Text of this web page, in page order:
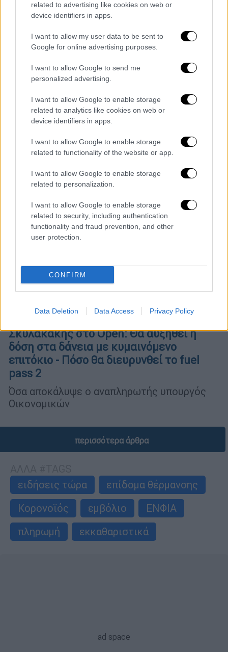
related to advertising like cookies on web or
device identifiers in apps.
I want to allow my user data to be sent to
Google for online advertising purposes.
I want to allow Google to send me
personalized advertising.
I want to allow Google to enable storage
related to analytics like cookies on web or
device identifiers in apps.
I want to allow Google to enable storage
related to functionality of the website or app.
I want to allow Google to enable storage
related to personalization.
I want to allow Google to enable storage
related to security, including authentication
functionality and fraud prevention, and other
user protection.
CONFIRM
Data Deletion Data Access Privacy Policy
Τέταρτη δόση εμβολίου: Τη Δευτέρα
ανοίγει η πλατφόρμα για τους άνω των
30 - Σύγχυση για τα ανεπαρκή
επιστημονικά δεδομένα
Εφόσον δεν υπάρχουν επαρκή επιστημονικά
δεδομένα, τότε δεν θα έπρεπε να γίνει και η
σχετική εισήγηση αυτή τη χρονική περίοδο
Σκυλακάκης στο Open: Θα αυξηθεί η
δόση στα δάνεια με κυμαινόμενο
επιτόκιο - Πόσο θα διευρυνθεί το fuel
pass 2
Όσα αποκάλυψε ο αναπληρωτής υπουργός
Οικονομικών
περισσότερα άρθρα
ειδήσεις τώρα
επίδομα θέρμανσης
Κορονοϊός
εμβόλιο
ΕΝΦΙΑ
πληρωμή
εκκαθαριστικά